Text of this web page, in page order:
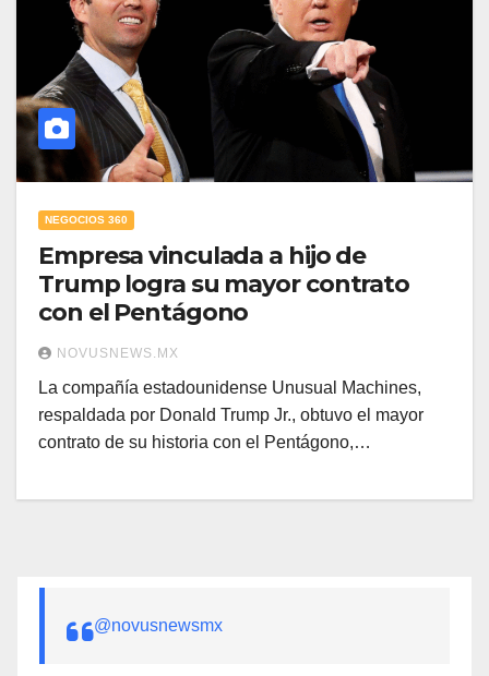
NEGOCIOS 360
Empresa vinculada a hijo de
Trump logra su mayor contrato
con el Pentágono
NOVUSNEWS.MX
La compañía estadounidense Unusual Machines,
respaldada por Donald Trump Jr., obtuvo el mayor
contrato de su historia con el Pentágono,…
@novusnewsmx